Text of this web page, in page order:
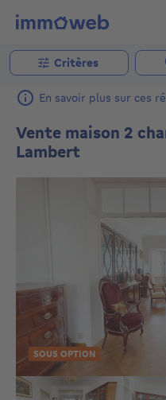
Critères
En savoir plus sur ces
Vente maison 2
Lambert
SOUS OPTION